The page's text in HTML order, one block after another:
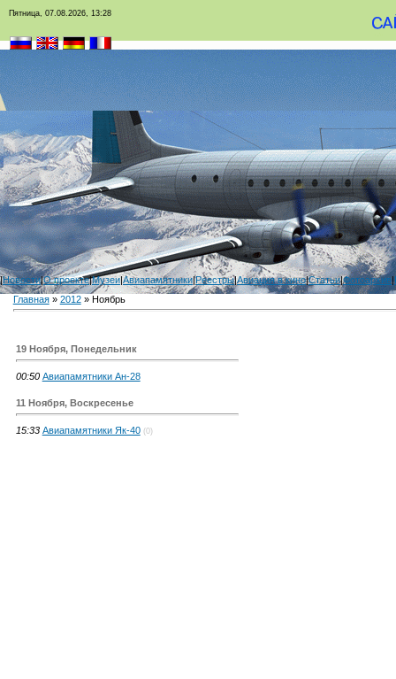
Пятница, 07.08.2026, 13:28
|Новости|О проекте|Музеи|Авиапамятники|Реестры|Авиация в кино|Статьи|Фотоархив|
Главная» 2012 » Ноябрь
19 Ноября, Понедельник
00:50 Авиапамятники Ан-28
11 Ноября, Воскресенье
15:33 Авиапамятники Як-40 (0)